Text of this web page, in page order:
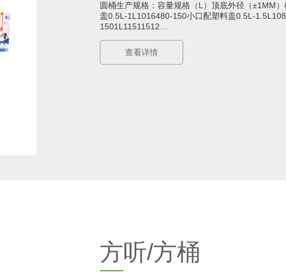
圆桶生产规格：容量规格（L）顶底外径（±1MM
盖0.5L-1L1016480-150小口配塑料盖0.5L-
1501L11511512…
查看详情
方听/方桶